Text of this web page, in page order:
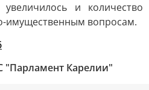
и количество
имущественным вопросам.
"Парламент Карелии"